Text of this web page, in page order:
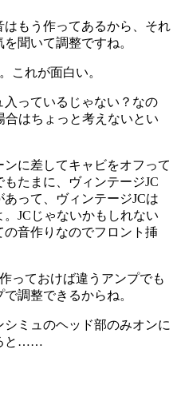
もう作ってあるから、それ
聞いて調整ですね。
これが面白い。
っているじゃない？なの
合はちょっと考えないとい
に差してキャビをオフって
たまに、ヴィンテージJC
って、ヴィンテージJCは
JCじゃないかもしれない
音作りなのでフロント挿
っておけば違うアンプでも
調整できるからね。
ミュのヘッド部のみオンに
と……